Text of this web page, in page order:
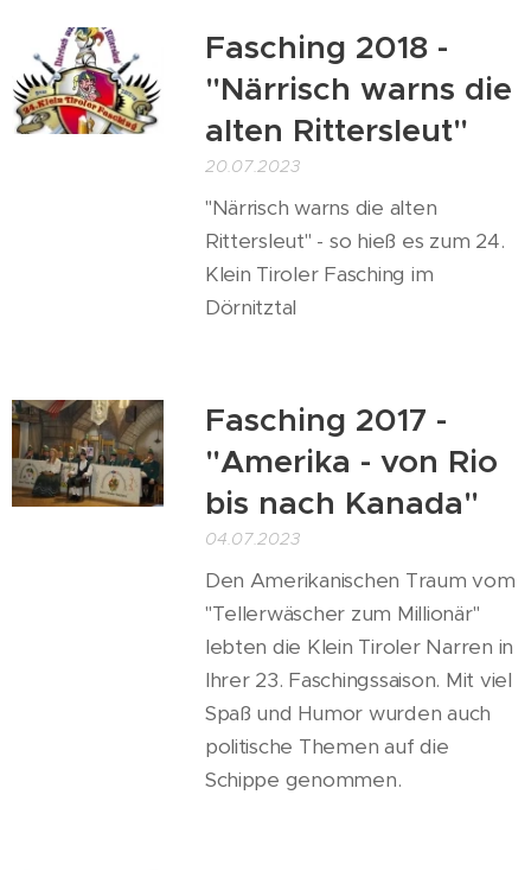
Fasching 2018 -
"Närrisch warns die
alten Rittersleut"
20.07.2023
"Närrisch warns die alten
Rittersleut" - so hieß es zum 24.
Klein Tiroler Fasching im
Dörnitztal
Fasching 2017 -
"Amerika - von Rio
bis nach Kanada"
04.07.2023
Den Amerikanischen Traum vom
"Tellerwäscher zum Millionär"
lebten die Klein Tiroler Narren in
Ihrer 23. Faschingssaison. Mit viel
Spaß und Humor wurden auch
politische Themen auf die
Schippe genommen.